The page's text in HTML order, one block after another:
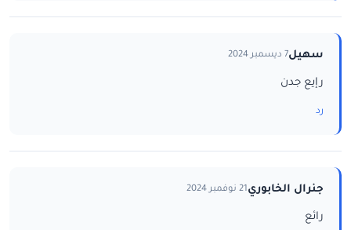
سهيل7 ديسمبر 2024
رإيع جدن
رد
جنرال الخابوري21 نوفمبر 2024
رائع